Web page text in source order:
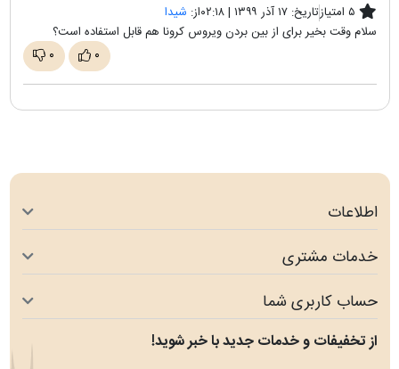
۵ امتیاز تاریخ: ۱۷ آذر ۱۳۹۹ | ۰۲:۱۸ از: شیدا
سلام وقت بخیر برای از بین بردن ویروس کرونا هم قابل استفاده است؟
۰ ۰
اطلاعات
خدمات مشتری
حساب کاربری شما
از تخفیفات و خدمات جدید با خبر شوید!